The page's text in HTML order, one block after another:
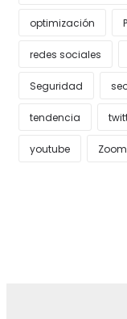
optimización
redes sociales
Seguridad
tendencia
youtube Zoom